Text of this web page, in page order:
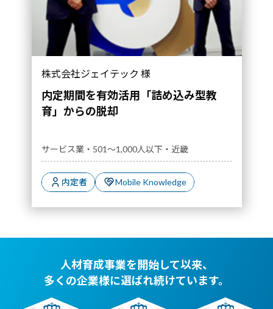
株式会社ジェイテック 様
内定期間を有効活用「詰め込み型教
育」からの脱却
サービス業・501～1,000人以下・近畿
内定者 Mobile Knowledge
人材育成事業を開始して以来、
多くの企業様に選ばれ続けています。